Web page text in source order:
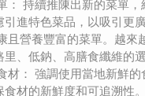
： 持續推陳出新的菜單
引進特色菜品，以吸引更
且營養豐富的菜單。越來
里、低鈉、高膳食纖維的
材： 強調使用當地新鮮
食材的新鮮度和可追溯性